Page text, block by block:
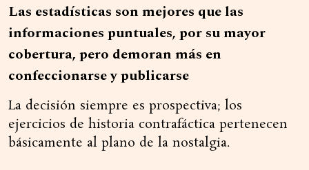
Las estadísticas son mejores que las
informaciones puntuales, por su mayor
cobertura, pero demoran más en
confeccionarse y publicarse
La decisión siempre es prospectiva; los
ejercicios de historia contrafáctica pertenecen
básicamente al plano de la nostalgia.